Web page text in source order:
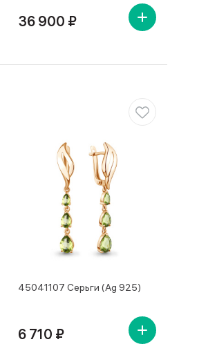
36 900 ₽
45041107 Серьги (Ag 925)
6 710 ₽